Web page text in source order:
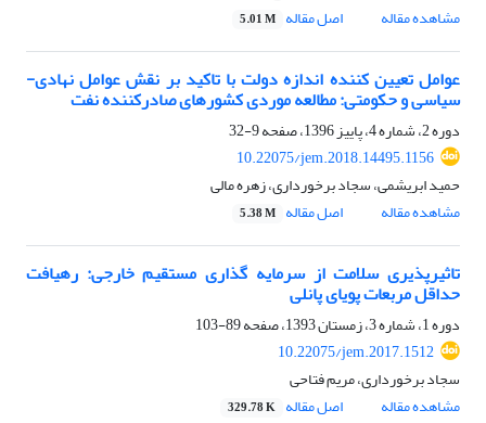
مشاهده مقاله
اصل مقاله 5.01 M
عوامل تعیین کننده اندازه دولت با تاکید بر نقش عوامل نهادی-
سیاسی و حکومتی: مطالعه موردی کشورهای صادرکننده نفت
دوره 2، شماره 4، پاییز 1396، صفحه
9-32
10.22075/jem.2018.14495.1156
حمید ابریشمی، سجاد برخورداری، زهره مالی
مشاهده مقاله
اصل مقاله 5.38 M
تاثیرپذیری سلامت از سرمایه گذاری مستقیم خارجی: رهیافت
حداقل مربعات پویای پانلی
دوره 1، شماره 3، زمستان 1393، صفحه
89-103
10.22075/jem.2017.1512
سجاد برخورداری، مریم فتاحی
مشاهده مقاله
اصل مقاله 329.78 K